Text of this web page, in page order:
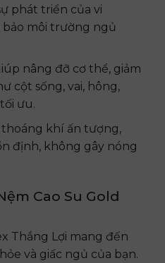
phát triển của vi
bảo môi trường ngủ
nâng đỡ cơ thể, giảm
cột sống, vai, hông,
ưu.
khí ấn tượng,
định, không gây nóng
Cao Su Gold
Thắng Lợi mang đến
và giấc ngủ của bạn.